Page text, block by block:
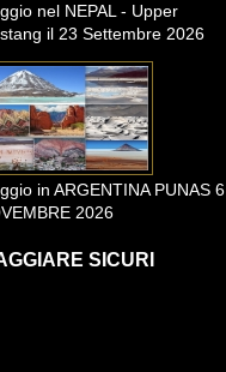
nel NEPAL - Upper
il 23 Settembre 2026
in ARGENTINA PUNAS 6
2026
SICURI